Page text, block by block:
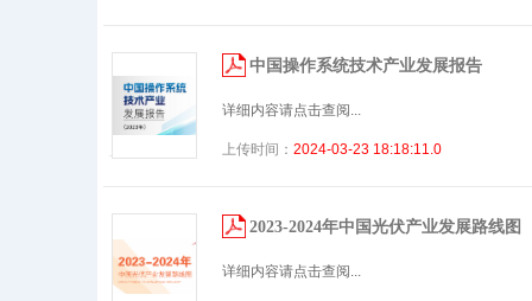
中国操作系统技术产业发展报告
详细内容请点击查阅...
上传时间： 2024-03-23 18:18:11.0
2023-2024年中国光伏产业发展路线图
详细内容请点击查阅...